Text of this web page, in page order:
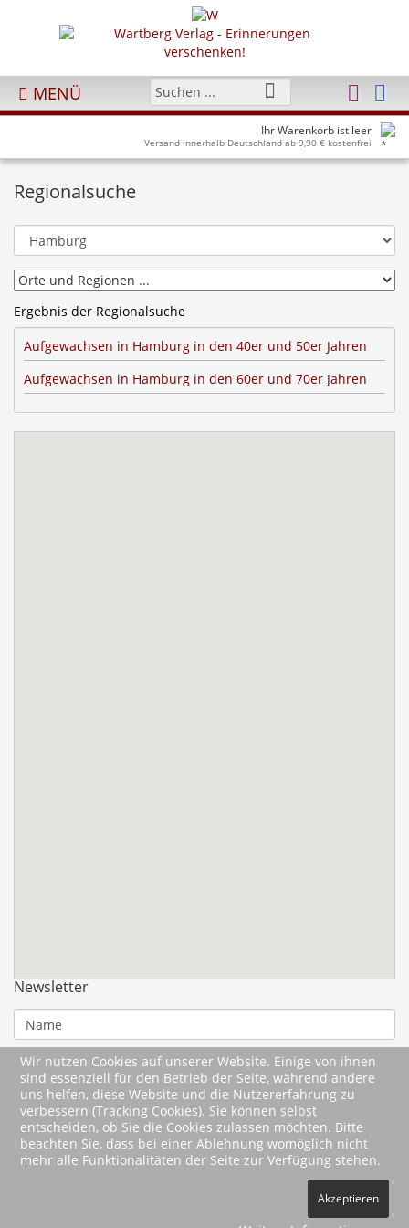
MENÜ
Ihr Warenkorb ist leer
Versand innerhalb Deutschland ab 9,90 € kostenfrei
Regionalsuche
Ergebnis der Regionalsuche
Aufgewachsen in Hamburg in den 40er und 50er Jahren
Aufgewachsen in Hamburg in den 60er und 70er Jahren
Newsletter
Vertrag widerrufen
Wir nutzen Cookies auf unserer Website. Einige von ihnen
sind essenziell für den Betrieb der Seite, während andere
uns helfen, diese Website und die Nutzererfahrung zu
verbessern (Tracking Cookies). Sie können selbst
entscheiden, ob Sie die Cookies zulassen möchten. Bitte
beachten Sie, dass bei einer Ablehnung womöglich nicht
mehr alle Funktionalitäten der Seite zur Verfügung stehen.
Akzeptieren